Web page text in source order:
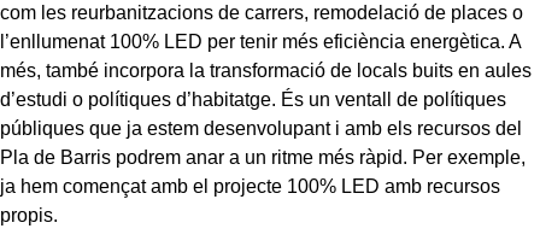
com les reurbanitzacions de carrers, remodelació de places o
l’enllumenat 100% LED per tenir més eficiència energètica. A
més, també incorpora la transformació de locals buits en aules
d’estudi o polítiques d’habitatge. És un ventall de polítiques
públiques que ja estem desenvolupant i amb els recursos del
Pla de Barris podrem anar a un ritme més ràpid. Per exemple,
ja hem començat amb el projecte 100% LED amb recursos
propis.